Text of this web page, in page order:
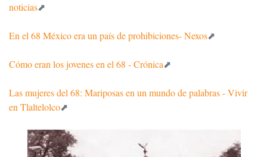
noticias
En el 68 México era un país de prohibiciones- Nexos
Cómo eran los jovenes en el 68 - Crónica
Las mujeres del 68: Mariposas en un mundo de palabras - Vivir
en Tlaltelolco